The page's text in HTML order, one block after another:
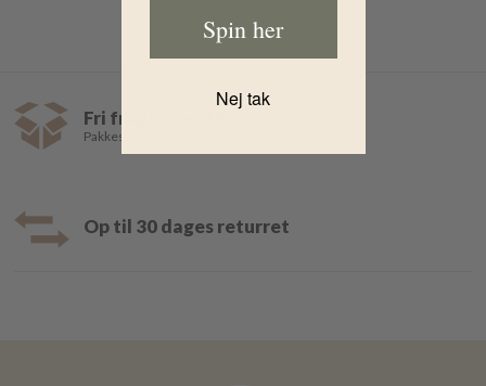
Fri fragt over 499,-
Pakkeshop 35,- | Hjemmelevering fra 39,-
Op til 30 dages returret
Spin her
Nej tak